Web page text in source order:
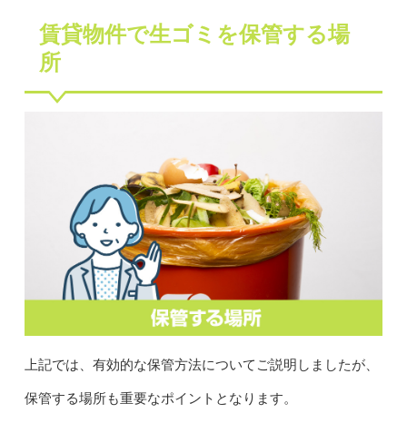
賃貸物件で生ゴミを保管する場
所
上記では、有効的な保管方法についてご説明しましたが、
保管する場所も重要なポイントとなります。